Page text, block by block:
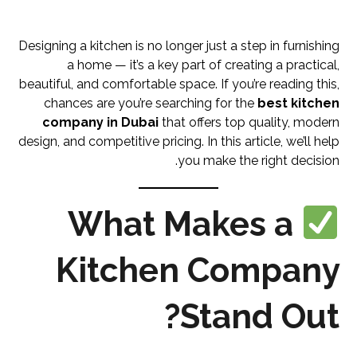
Designing a kitchen is no longer just a step in furnishing
a home — it’s a key part of creating a practical,
beautiful, and comfortable space. If you’re reading this,
chances are you’re searching for the best kitchen
company in Dubaithat offers top quality, modern
design, and competitive pricing. In this article, we’ll help
you make the right decision.
What Makes a
Kitchen Company
Stand Out?